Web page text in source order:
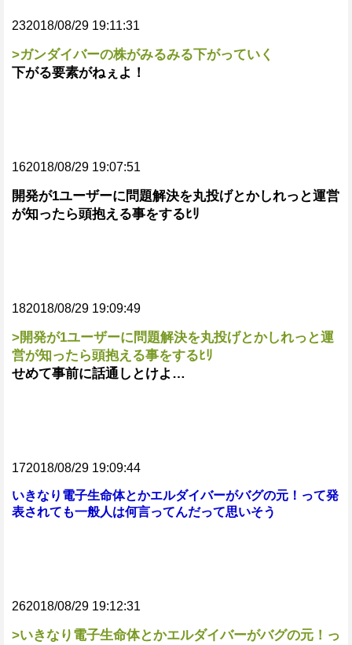
232018/08/29 19:11:31
>ガンダイバーの株がみるみる下がっていく
下がる要素がねぇよ！
162018/08/29 19:07:51
開発が1ユーザーに問題解決を丸投げとかしれっと運営
が知ったら頭抱える事をするﾋﾘ
182018/08/29 19:09:49
>開発が1ユーザーに問題解決を丸投げとかしれっと運
営が知ったら頭抱える事をするﾋﾘ
せめて事前に話通しとけよ…
172018/08/29 19:09:44
いきなり電子生命体とかエルダイバーがバグの元！って発
表されても一般人は何言ってんだって思いそう
262018/08/29 19:12:31
>いきなり電子生命体とかエルダイバーがバグの元！っ